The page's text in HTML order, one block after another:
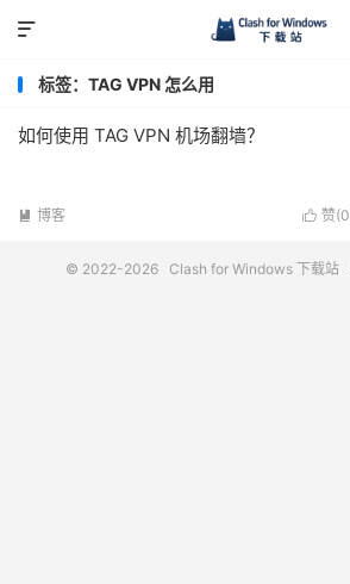

标签：TAG VPN 怎么用
如何使用 TAG VPN 机场翻墙？
 赞(0
 博客
© 2022-2026 Clash for Windows 下载站